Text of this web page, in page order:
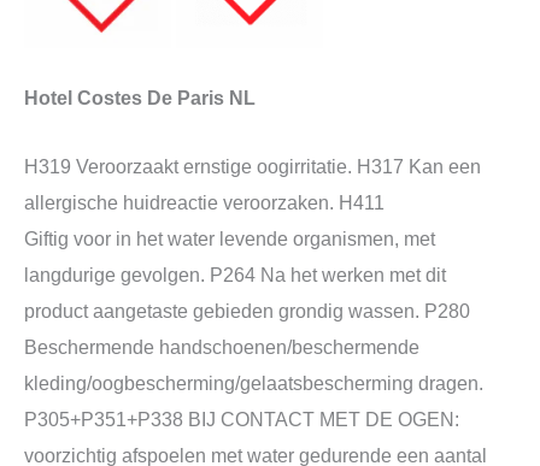
Hotel Costes De Paris NL
H319 Veroorzaakt ernstige oogirritatie. H317 Kan een
allergische huidreactie veroorzaken. H411
Giftig voor in het water levende organismen, met
langdurige gevolgen. P264 Na het werken met dit
product aangetaste gebieden grondig wassen. P280
Beschermende handschoenen/beschermende
kleding/oogbescherming/gelaatsbescherming dragen.
P305+P351+P338 BIJ CONTACT MET DE OGEN:
voorzichtig afspoelen met water gedurende een aantal